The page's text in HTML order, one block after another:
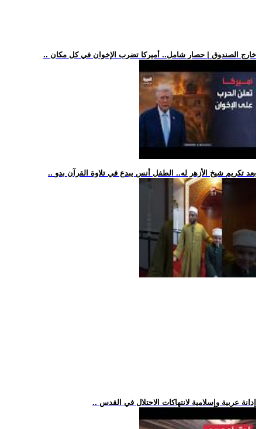
.. خارج الصندوق | حصار شامل.. أميركا تضرب الإخوان في كل مكان
.. بعد تكريم شيخ الأزهر له.. الطفل أنس يبدع في تلاوة القرآن بدو
.. إدانة عربية وإسلامية لانتهاكات الاحتلال في القدس